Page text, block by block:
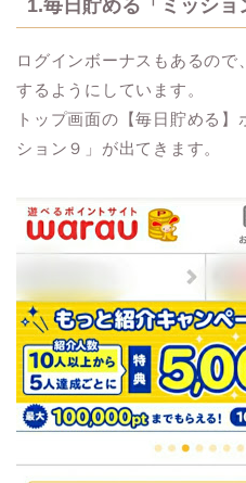
ログインボーナスもあるの
するようにしています。
トップ画面の【毎日貯める
ション９」が出てきます。